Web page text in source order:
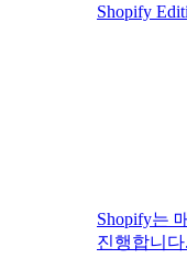
Shopify
Shopify는
진행합니다.